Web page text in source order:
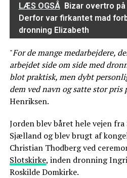
LÆS OGSÅ Bizar overtro
Derfor var firkantet mad
dronning Elizabeth
"For de mange medarbejdere,
arbejdet side om side med
blot praktisk, men dybt
dem ved navn og satte stor pris
Henriksen.
Jorden blev båret hele vejen
Sjælland og blev brugt af
Christian Thodberg ved
Slotskirke, inden dronning
Roskilde Domkirke.